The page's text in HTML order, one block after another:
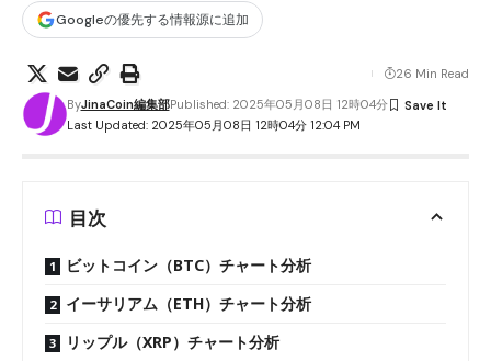
Googleの優先する情報源に追加
Last Updated: 2025年05月08日 12時04分 12:04 PM
ByJinaCoin編集部Published: 2025年05月08日 12時04分
26 Min Read
目次
ビットコイン（BTC）チャート分析
イーサリアム（ETH）チャート分析
リップル（XRP）チャート分析